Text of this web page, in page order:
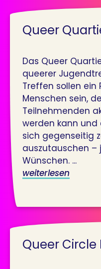
Queer
Das Queer
queerer
Treffen sollen ein
Menschen sein,
Teilnehmenden
werden kann und
sich gegenseitig
auszutauschen –
Wünschen. ...
weiterlesen
Queer Circle